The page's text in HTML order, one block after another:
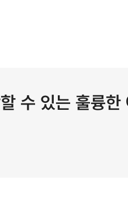
수 있는 훌륭한